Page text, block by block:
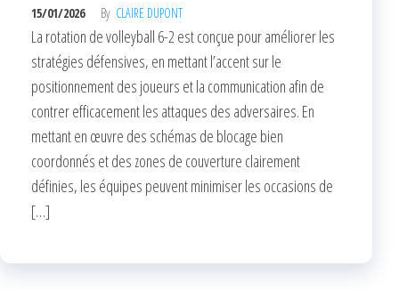
15/01/2026 By CLAIRE DUPONT
La rotation de volleyball 6-2 est conçue pour améliorer les
stratégies défensives, en mettant l’accent sur le
positionnement des joueurs et la communication afin de
contrer efficacement les attaques des adversaires. En
mettant en œuvre des schémas de blocage bien
coordonnés et des zones de couverture clairement
définies, les équipes peuvent minimiser les occasions de
[…]